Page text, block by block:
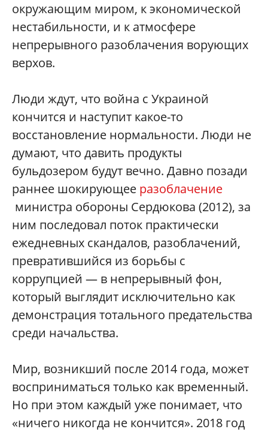
окружающим миром, к экономической
нестабильности, и к атмосфере
непрерывного разоблачения ворующих
верхов.
Люди ждут, что война с Украиной
кончится и наступит какое-то
восстановление нормальности. Люди не
думают, что давить продукты
бульдозером будут вечно. Давно позади
раннее шокирующее разоблачение
министра обороны Сердюкова (2012), за
ним последовал поток практически
ежедневных скандалов, разоблачений,
превратившийся из борьбы с
коррупцией — в непрерывный фон,
который выглядит исключительно как
демонстрация тотального предательства
среди начальства.
Мир, возникший после 2014 года, может
восприниматься только как временный.
Но при этом каждый уже понимает, что
«ничего никогда не кончится». 2018 год